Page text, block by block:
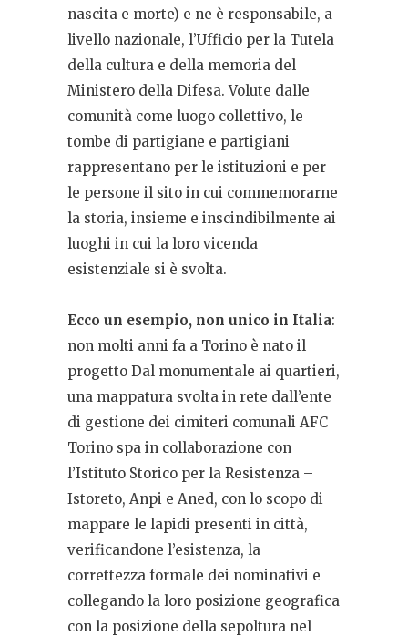
nascita e morte) e ne è responsabile, a
livello nazionale, l’Ufficio per la Tutela
della cultura e della memoria del
Ministero della Difesa. Volute dalle
comunità come luogo collettivo, le
tombe di partigiane e partigiani
rappresentano per le istituzioni e per
le persone il sito in cui commemorarne
la storia, insieme e inscindibilmente ai
luoghi in cui la loro vicenda
esistenziale si è svolta.
Ecco un esempio, non unico in Italia:
non molti anni fa a Torino è nato il
progetto Dal monumentale ai quartieri,
una mappatura svolta in rete dall’ente
di gestione dei cimiteri comunali AFC
Torino spa in collaborazione con
l’Istituto Storico per la Resistenza –
Istoreto, Anpi e Aned, con lo scopo di
mappare le lapidi presenti in città,
verificandone l’esistenza, la
correttezza formale dei nominativi e
collegando la loro posizione geografica
con la posizione della sepoltura nel